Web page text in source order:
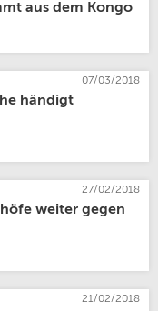
aus dem Kongo
07/03/2018
händigt
27/02/2018
weiter gegen
21/02/2018